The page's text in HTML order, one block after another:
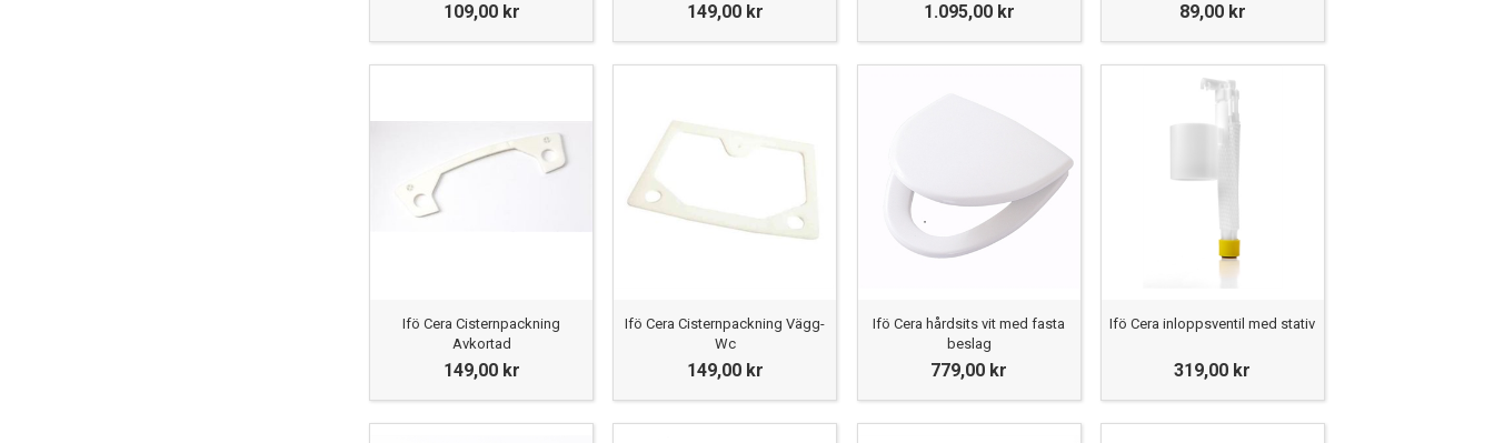
109,00 kr 149,00 kr 1.095,00 kr 89,00 kr
Ifö Cera Cisternpackning
Avkortad
149,00 kr
Ifö Cera Cisternpackning Vägg-
Wc
149,00 kr
Ifö Cera hårdsits vit med fasta
beslag
779,00 kr
Ifö Cera inloppsventil med stativ
319,00 kr